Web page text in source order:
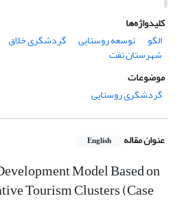
کلیدواژه‌ها
الگو
توسعه روستایی گردشگری خلاق
شهرستان تفت
موضوعات
گردشگری روستایی
عنوان مقاله English
Model Based on
Tourism Clusters (Case